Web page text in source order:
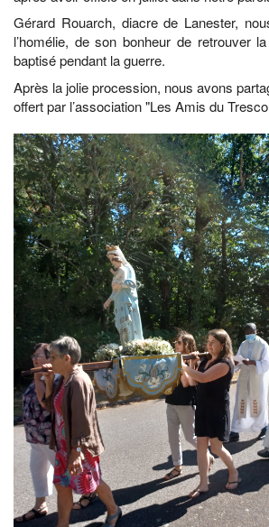
Gérard Rouarch, diacre de Lanester,
l’homélie, de son bonheur de retrouver
baptisé pendant la guerre.
Après la jolie procession, nous avons
offert par l’association "Les Amis du